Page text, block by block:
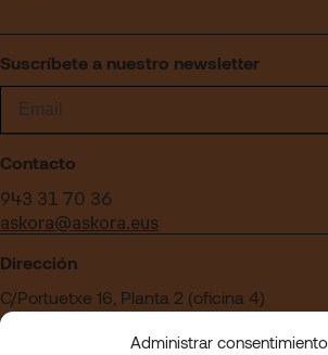
Administrar
Suscríbete a nuestro newsletter
Contacto
943 31 70 36
askora@askora.eus
Dirección
C/Portuetxe 16, Planta 2 (oficina 4)
Edificio Blanca Vinuesa
20018 San Sebastián – Gipuzkoa